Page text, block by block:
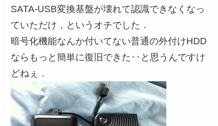
SATA-USB変換基盤が壊れて認識できなくなっ
ていただけ，というオチでした．
暗号化機能なんか付いてない普通の外付けHDD
ならもっと簡単に復旧できた･･と思うんですけ
どねぇ．